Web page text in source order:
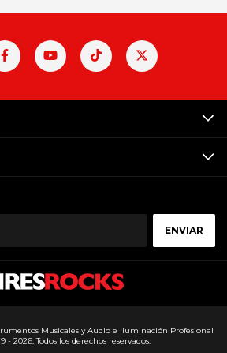
Musicales y Audio e Iluminación Profesional
- 2026. Todos los derechos reservados.